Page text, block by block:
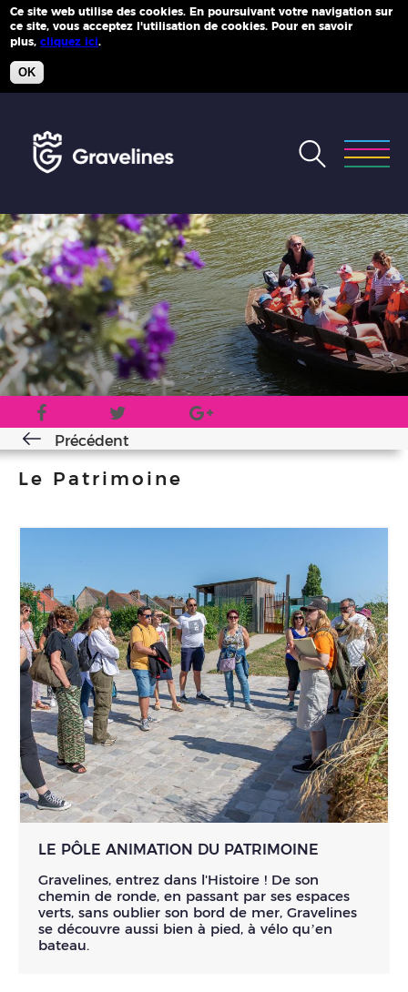
Ce site web utilise des cookies. En poursuivant votre navigation sur
ce site, vous acceptez l'utilisation de cookies. Pour en savoir
plus,cliquez ici.
OK
Précédent
Le Patrimoine
LE PÔLE ANIMATION DU PATRIMOINE
Gravelines, entrez dans l'Histoire ! De son
chemin de ronde, en passant par ses espaces
verts, sans oublier son bord de mer, Gravelines
se découvre aussi bien à pied, à vélo qu’en
bateau.